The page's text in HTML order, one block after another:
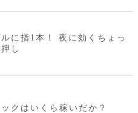
に指1本！ 夜に効くちょっ
し
クはいくら稼いだか？